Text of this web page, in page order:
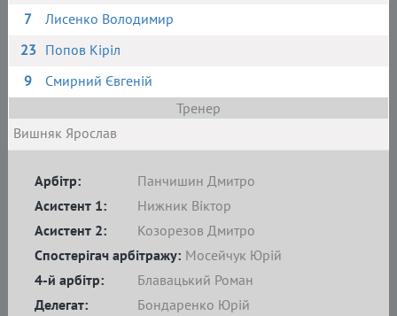
7
Лисенко Володимир
23 Попов Кіріл
9
Смирний Євгеній
Тренер
Вишняк Ярослав
Арбітр:
Панчишин Дмитро
Асистент 1:
Нижник Віктор
Асистент 2:
Козорезов Дмитро
4-й арбітр:
Блавацький Роман
Делегат:
Бондаренко Юрій
Спостерігач арбітражу: Мосейчук Юрій